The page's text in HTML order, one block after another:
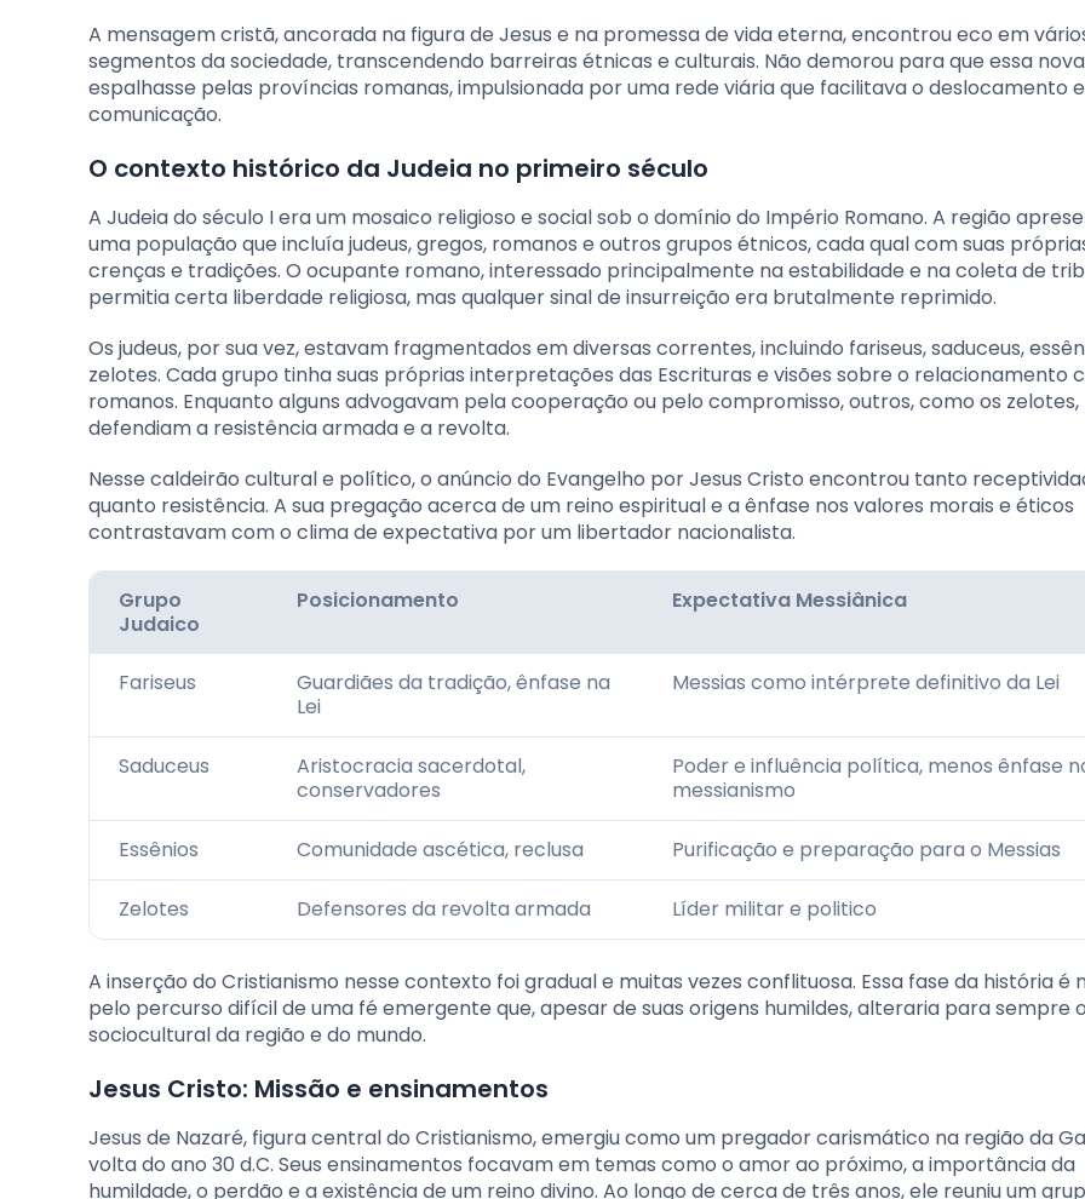
A mensagem cristã, ancorada na figura de Jesus e na promessa de vida eterna, encontrou eco em
segmentos da sociedade, transcendendo barreiras étnicas e culturais. Não demorou para que essa
espalhasse pelas províncias romanas, impulsionada por uma rede viária que facilitava o deslocamento
comunicação.
O contexto histórico da Judeia no primeiro século
A Judeia do século I era um mosaico religioso e social sob o domínio do Império Romano. A região
uma população que incluía judeus, gregos, romanos e outros grupos étnicos, cada qual com suas
crenças e tradições. O ocupante romano, interessado principalmente na estabilidade e na coleta de
permitia certa liberdade religiosa, mas qualquer sinal de insurreição era brutalmente reprimido.
Os judeus, por sua vez, estavam fragmentados em diversas correntes, incluindo fariseus, saduceus,
zelotes. Cada grupo tinha suas próprias interpretações das Escrituras e visões sobre o relacionamento
romanos. Enquanto alguns advogavam pela cooperação ou pelo compromisso, outros, como os zelotes,
defendiam a resistência armada e a revolta.
Nesse caldeirão cultural e político, o anúncio do Evangelho por Jesus Cristo encontrou tanto
quanto resistência. A sua pregação acerca de um reino espiritual e a ênfase nos valores morais e éticos
contrastavam com o clima de expectativa por um libertador nacionalista.
Grupo
Judaico
Posicionamento Expectativa Messiânica
Fariseus
Guardiães da tradição, ênfase na
Lei
Messias como intérprete definitivo da Lei
Saduceus
Aristocracia sacerdotal,
conservadores
Poder e influência política, menos ênfase
messianismo
Essênios Comunidade ascética, reclusa Purificação e preparação para o Messias
Zelotes Defensores da revolta armada Líder militar e politico
A inserção do Cristianismo nesse contexto foi gradual e muitas vezes conflituosa. Essa fase da história é
pelo percurso difícil de uma fé emergente que, apesar de suas origens humildes, alteraria para sempre
sociocultural da região e do mundo.
Jesus Cristo: Missão e ensinamentos
Jesus de Nazaré, figura central do Cristianismo, emergiu como um pregador carismático na região da
volta do ano 30 d.C. Seus ensinamentos focavam em temas como o amor ao próximo, a importância da
humildade, o perdão e a existência de um reino divino. Ao longo de cerca de três anos, ele reuniu um